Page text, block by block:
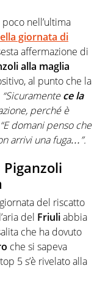
nell’ultima
giornata di
affermazione di
alla maglia
al punto che la
“Sicuramentece la
perché è
“E domani penso che
arrivi una fuga…”.
del riscatto
del Friuliabbia
che ha dovuto
che si sapeva
5 s’è rivelato alla